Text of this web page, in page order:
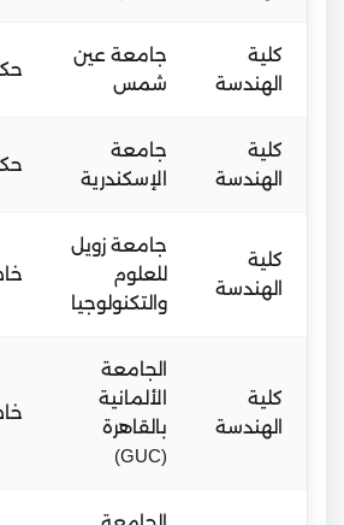
كلية
الهندسة
جامعة عين
شمس
كلية
الهندسة
جامعة
الإسكندرية
كلية
الهندسة
جامعة زويل
للعلوم
والتكنولوجيا
كلية
الهندسة
الجامعة
الألمانية
بالقاهرة
(GUC)